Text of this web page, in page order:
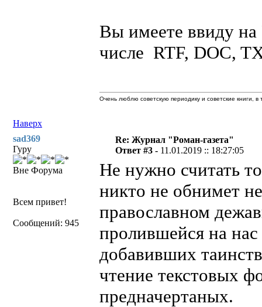
Вы имеете ввиду на
числе RTF, DOC,
Наверх
Очень люблю советскую периодику и советские книги,
sad369
Гуру
Вне Форума
Всем привет!
Сообщений: 945
Re: Журнал "Роман-газета"
Ответ #3 - 11.01.2019 :: 18:27:05
Не нужно считать
никто не обнимет
православном
пролившейся на
добавивших
чтение текстовых
предначертаных.